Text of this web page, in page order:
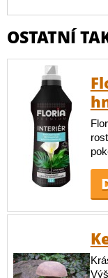
OSTATNÍ